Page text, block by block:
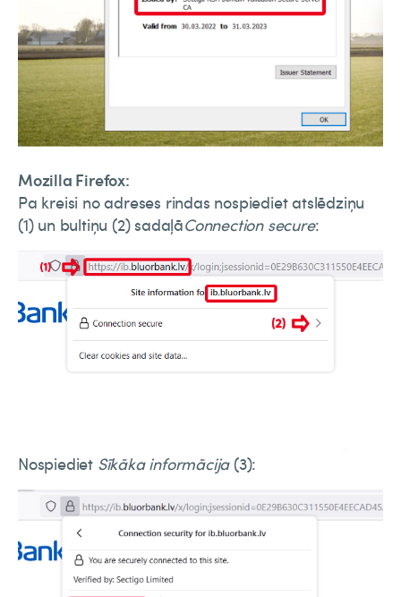
Mozilla Firefox:
Pa kreisi no adreses rindas nospiediet atslēdziņu
(1) un bultiņu (2) sadaļāConnection secure:
Nospiediet Sīkāka informācija(3):